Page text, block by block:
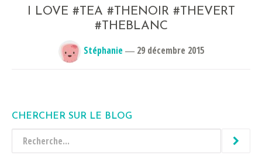
I LOVE #TEA #THENOIR #THEVERT
#THEBLANC
Stéphanie― 29 décembre 2015
CHERCHER SUR LE BLOG